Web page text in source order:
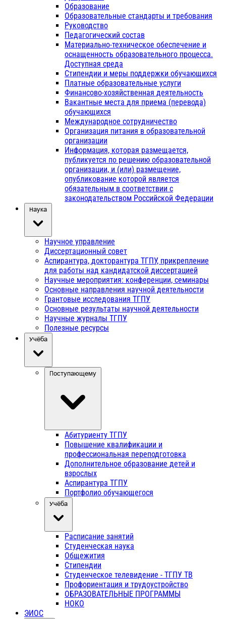
Образование
Образовательные стандарты и требования
Руководство
Педагогический состав
Материально-техническое обеспечение и
оснащенность образовательного процесса.
Доступная среда
Стипендии и меры поддержки обучающихся
Платные образовательные услуги
Финансово-хозяйственная деятельность
Вакантные места для приема (перевода)
обучающихся
Международное сотрудничество
Организация питания в образовательной
организации
Информация, которая размещается,
публикуется по решению образовательной
организации, и (или) размещение,
опубликование которой является
обязательным в соответствии с
законодательством Российской Федерации
Наука
Научное управление
Диссертационный совет
Аспирантура, докторантура ТГПУ, прикрепление
для работы над кандидатской диссертацией
Научные мероприятия: конференции, семинары
Основные направления научной деятельности
Грантовые исследования ТГПУ
Основные результаты научной деятельности
Научные журналы ТГПУ
Полезные ресурсы
Учёба
Поступающему
Абитуриенту ТГПУ
Повышение квалификации и
профессиональная переподготовка
Дополнительное образование детей и
взрослых
Аспирантура ТГПУ
Портфолио обучающегося
Учёба
Расписание занятий
Студенческая наука
Общежития
Стипендии
Студенческое телевидение - ТГПУ ТВ
Профориентация и трудоустройство
ОБРАЗОВАТЕЛЬНЫЕ ПРОГРАММЫ
НОКО
ЭИОС